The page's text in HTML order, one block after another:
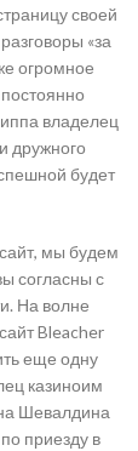
своей
«за
огромное
владелец
дружного
будет
мы будем
согласны с
На волне
Bleacher
еще одну
казиноим
Шевалдина
приезду в